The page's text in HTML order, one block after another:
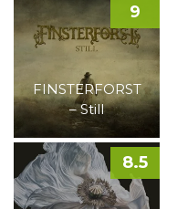
FINSTERFORST
– Still
9
8.5